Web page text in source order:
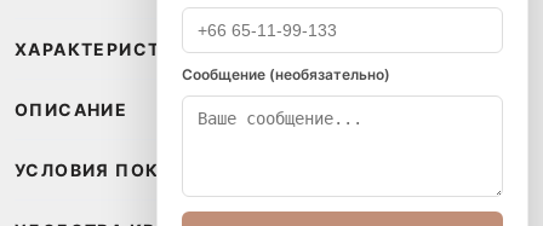
ХАРАКТЕРИСТИКИ
ОПИСАНИЕ
УСЛОВИЯ ПОКУПКИ
Сообщение (необязательно)